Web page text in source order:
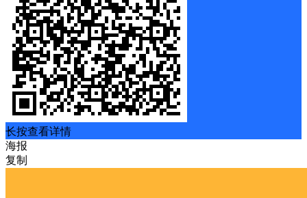
长按查看详情
海报
复制